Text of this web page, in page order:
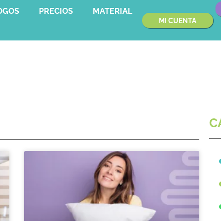
PRECIOS MATERIAL
MI CUENTA